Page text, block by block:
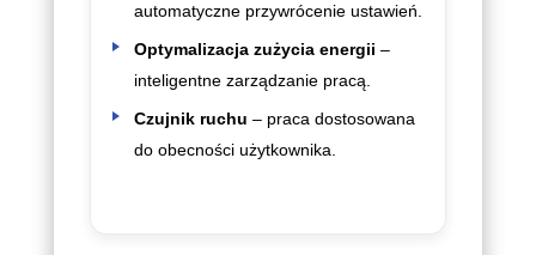
automatyczne przywrócenie ustawień.
Optymalizacja zużycia energii –
inteligentne zarządzanie pracą.
Czujnik ruchu – praca dostosowana
do obecności użytkownika.